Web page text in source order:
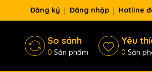
Đăng ký Đăng nhập Hotline
So sánh
0 Sản phẩm
Yêu
0 Sản